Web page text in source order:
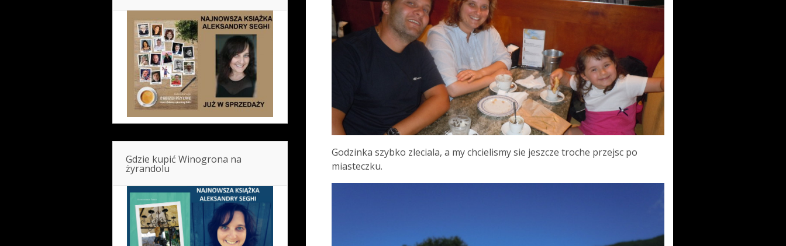
Godzinka szybko zleciala, a my chcielismy sie jeszcze troche przejsc po
miasteczku.
Gdzie kupić Winogrona na
żyrandolu